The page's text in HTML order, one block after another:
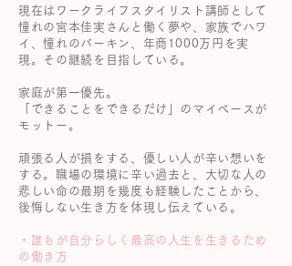
現在はワークライフスタイリスト講師として
憧れの宮本佳実さんと働く夢や、 家族でハワ
イ、憧れのバーキン、年商1000万円を実
現。その継続を目指している。
家庭が第一優先。
「できることをできるだけ」 のマイペースが
モットー。
頑張る人が損をする、優しい人が辛い想いを
する。職場の環境に辛い過去と、 大切な人の
悲しい命の最期を幾度も経験したことから、
後悔しない生き方を体現し伝えている。
・誰もが自分らしく最高の人生を生きるため
の働き方